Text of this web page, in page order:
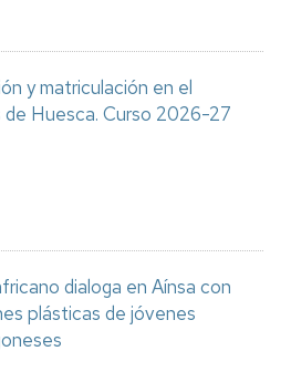
y matriculación en el
de Huesca. Curso 2026-27
dialoga en Aínsa con
plásticas de jóvenes